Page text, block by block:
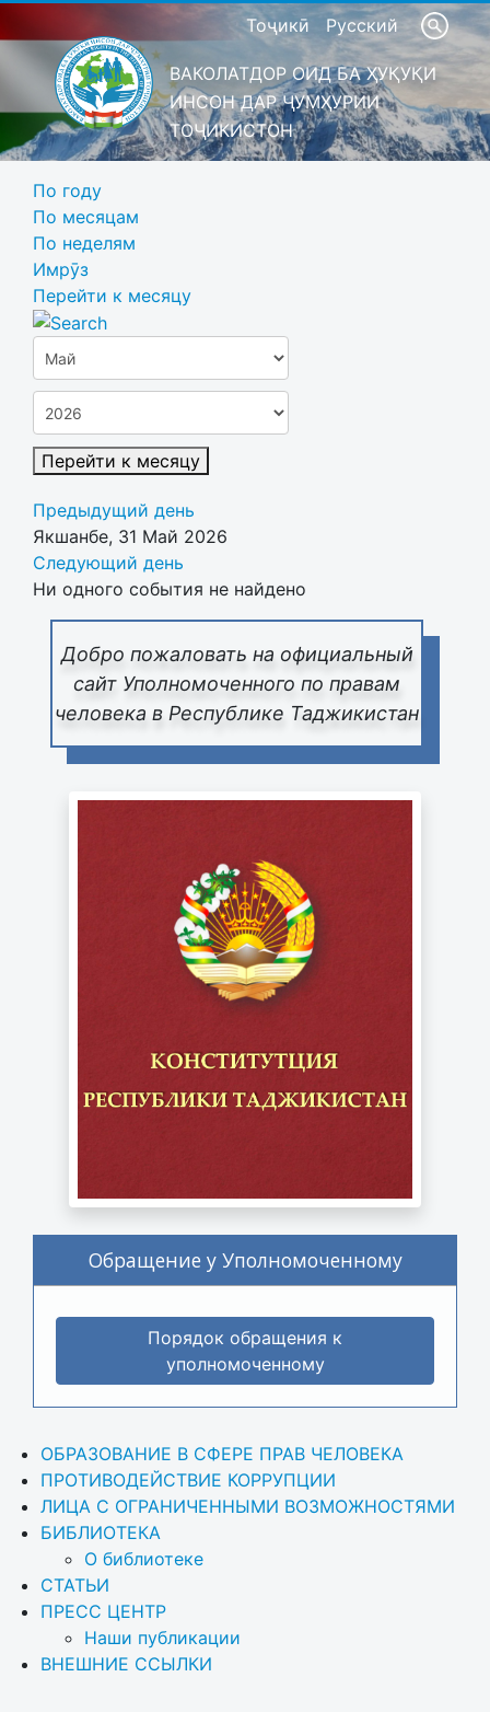
Тоҷикӣ Русский
ВАКОЛАТДОР ОИД БА ҲУҚУҚИ
ИНСОН ДАР ҶУМҲУРИИ
ТОҶИКИСТОН
Добро пожаловать на официальный
сайт Уполномоченного по правам
человека в Республике Таджикистан
Обращение у Уполномоченному
Порядок обращения к
уполномоченному
ОБРАЗОВАНИЕ В СФЕРЕ ПРАВ ЧЕЛОВЕКА
ПРОТИВОДЕЙСТВИЕ КОРРУПЦИИ
ЛИЦА С ОГРАНИЧЕННЫМИ ВОЗМОЖНОСТЯМИ
БИБЛИОТЕКА
О библиотеке
СТАТЬИ
ПРЕСС ЦЕНТР
Наши публикации
ВНЕШНИЕ ССЫЛКИ
По году
По месяцам
По неделям
Имрӯз
Перейти к месяцу
Перейти к месяцу
Предыдущий день
Якшанбе, 31 Май 2026
Следующий день
Ни одного события не найдено